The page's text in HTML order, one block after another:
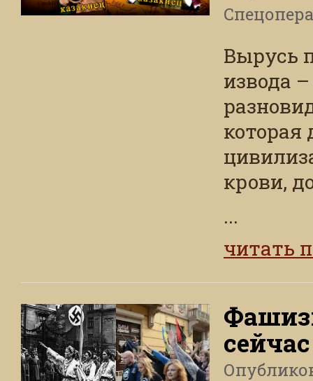
Вырусь
извода
которая
крови,
...
читать
сейчас